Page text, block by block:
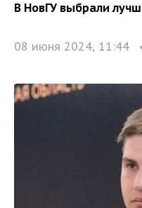
В НовГУ выбрали
08 июня 2024, 11:44